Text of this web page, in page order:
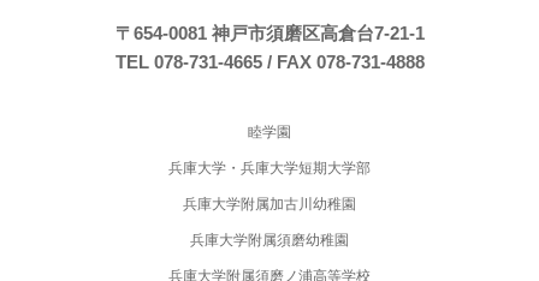
〒654-0081 神戸市須磨区高倉台7-21-1
TEL 078-731-4665/ FAX 078-731-4888
睦学園
兵庫大学・兵庫大学短期大学部
兵庫大学附属加古川幼稚園
兵庫大学附属須磨幼稚園
兵庫大学附属須磨ノ浦高等学校